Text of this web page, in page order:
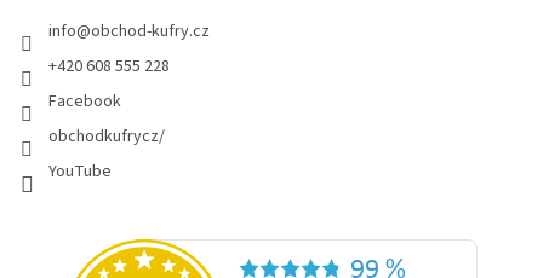
info@obchod-kufry.cz
+420 608 555 228
Facebook
obchodkufrycz/
YouTube